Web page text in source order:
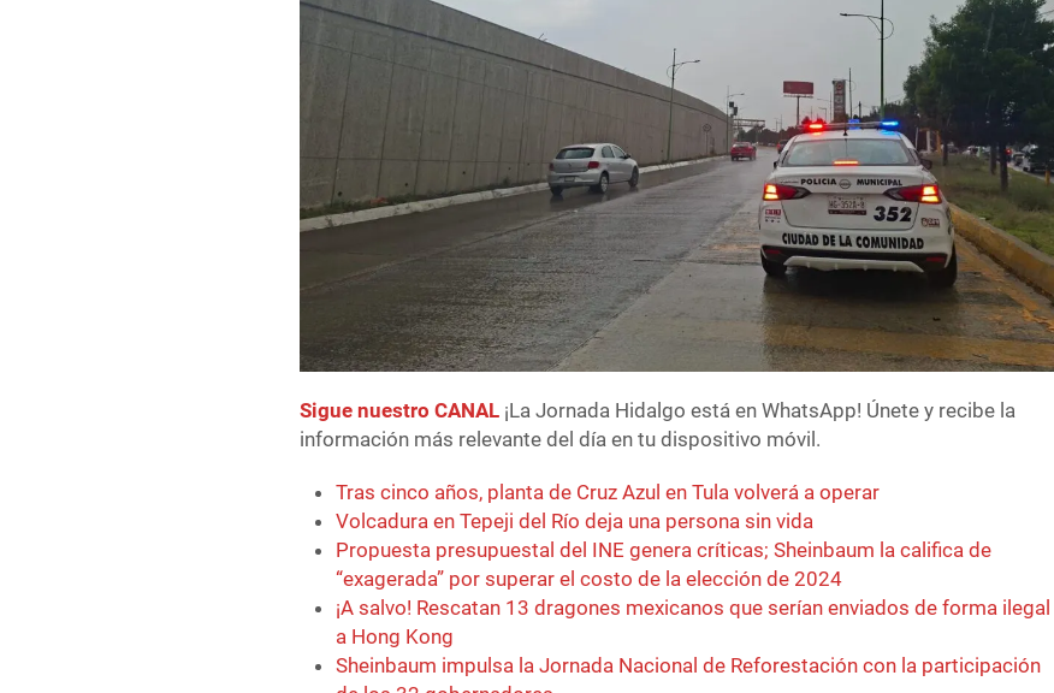
Sigue nuestro CANAL ¡La Jornada Hidalgo está en WhatsApp! Únete y recibe la
información más relevante del día en tu dispositivo móvil.
Tras cinco años, planta de Cruz Azul en Tula volverá a operar
Volcadura en Tepeji del Río deja una persona sin vida
Propuesta presupuestal del INE genera críticas; Sheinbaum la califica de
“exagerada” por superar el costo de la elección de 2024
¡A salvo! Rescatan 13 dragones mexicanos que serían enviados de forma ilegal
a Hong Kong
Sheinbaum impulsa la Jornada Nacional de Reforestación con la participación